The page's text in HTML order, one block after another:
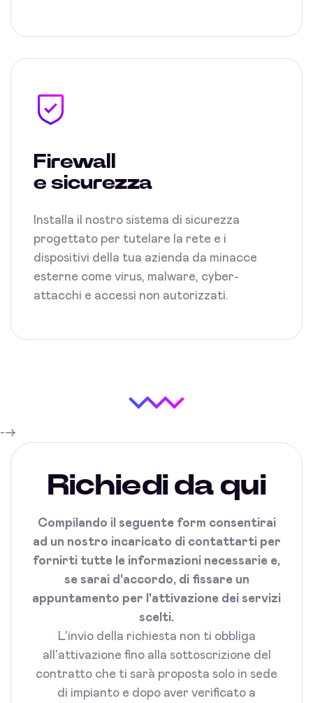
Firewall
e sicurezza
Installa il nostro sistema di sicurezza
progettato per tutelare la rete e i
dispositivi della tua azienda da minacce
esterne come virus, malware, cyber-
attacchi e accessi non autorizzati.
-->
Richiedi da qui
Compilando il seguente form consentirai
ad un nostro incaricato di contattarti per
fornirti tutte le informazioni necessarie e,
se sarai d'accordo, di fissare un
appuntamento per l'attivazione dei servizi
scelti.
L'invio della richiesta non ti obbliga
all'attivazione fino alla sottoscrizione del
contratto che ti sarà proposta solo in sede
di impianto e dopo aver verificato a